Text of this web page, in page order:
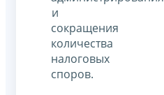
и
сокращения
количества
налоговых
споров.